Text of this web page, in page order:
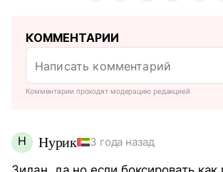
КОММЕНТАРИИ
Комментарии проходят модерацию редакцией
Н Нурик 3 года назад